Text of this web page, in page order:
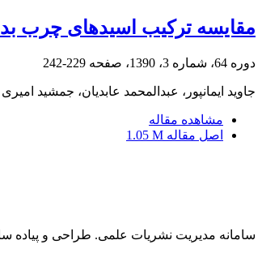
مقایسه ترکیب اسیدهای چرب
دوره 64، شماره 3، 1390، صفحه 229-242
جاوید ایمانپور، عبدالمحمد عابدیان، جمشید
مشاهده مقاله
اصل مقاله 1.05 M
سامانه مدیریت نشریات علمی. طراحی و پیاده